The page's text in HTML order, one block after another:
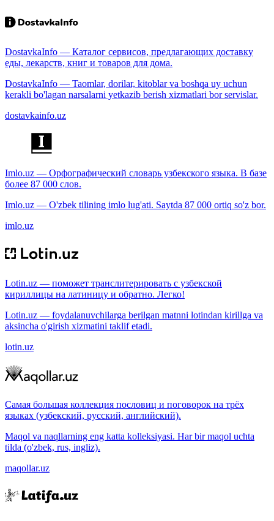
DostavkaInfo — Каталог сервисов, предлагающих доставку
еды, лекарств, книг и товаров для дома.
DostavkaInfo — Taomlar, dorilar, kitoblar va boshqa uy uchun
kerakli bo'lagan narsalarni yetkazib berish xizmatlari bor servislar.
dostavkainfo.uz
Imlo.uz — Орфографический словарь узбекского языка. В базе
более 87 000 слов.
Imlo.uz — O'zbek tilining imlo lug'ati. Saytda 87 000 ortiq so'z bor.
imlo.uz
Lotin.uz — поможет транслитерировать с узбекской
кириллицы на латиницу и обратно. Легко!
Lotin.uz — foydalanuvchilarga berilgan matnni lotindan kirillga va
aksincha o'girish xizmatini taklif etadi.
lotin.uz
Самая большая коллекция пословиц и поговорок на трёх
языках (узбекский, русский, английский).
Maqol va naqllarning eng katta kolleksiyasi. Har bir maqol uchta
tilda (o'zbek, rus, ingliz).
maqollar.uz